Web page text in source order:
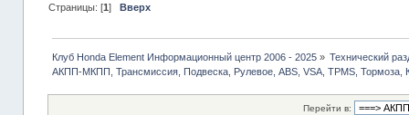
Страницы: [1] Вверх
Клуб Honda Element Информационный центр 2006 - 2025» Технический
АКПП-МКПП, Трансмиссия, Подвеска, Рулевое, ABS, VSA, TPMS, Тормоза,
Перейти в: